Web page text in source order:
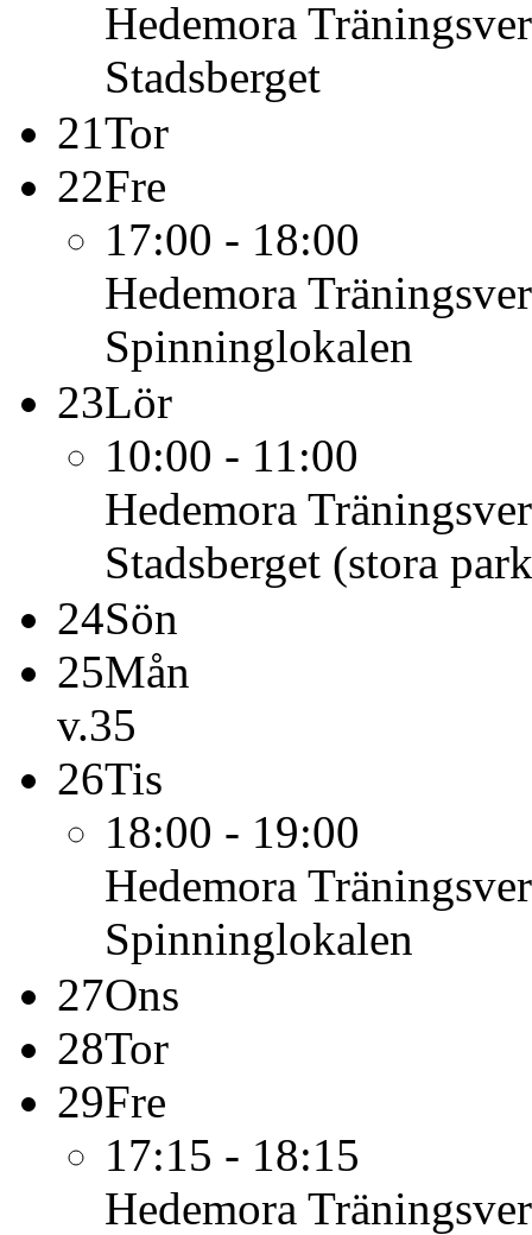
Hedemora
Stadsberget
21Tor
22Fre
17:00 - 18:00
Hedemora
Spinninglokalen
23Lör
10:00 - 11:00
Hedemora
Stadsberget (stora
24Sön
25Mån
v.35
26Tis
18:00 - 19:00
Hedemora
Spinninglokalen
27Ons
28Tor
29Fre
17:15 - 18:15
Hedemora